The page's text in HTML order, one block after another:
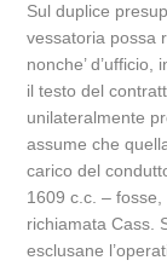
Sul duplice
vessatoria possa
nonche’
il testo del
unilateralmente
assume che
carico del
1609 c.c. – fosse,
richiamata Cass.
esclusane